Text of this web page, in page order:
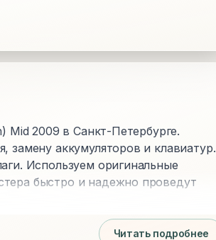
Mid 2009 в Санкт-Петербурге.
аккумуляторов и клавиатур.
Используем оригинальные
быстро и надежно проведут
Читать подробнее